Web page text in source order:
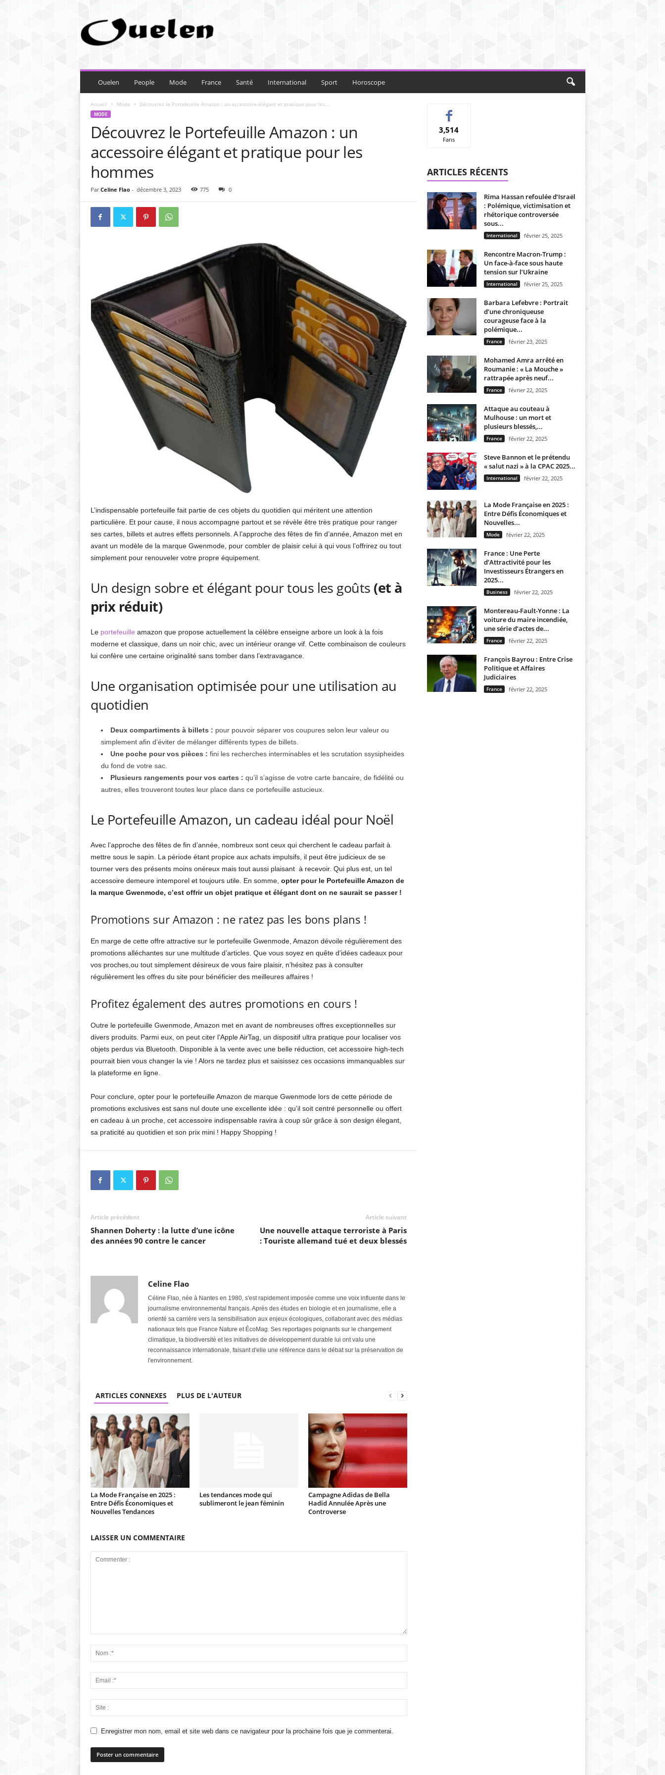
e
Ouelen People Mode France Santé International Sport Horoscope
Accueil Mode Découvrez le Portefeuille Amazon : un accessoire élégant et pratique pour les...
MODE
Découvrez le Portefeuille Amazon : un
accessoire élégant et pratique pour les
hommes
Par Celine Flao- décembre 3, 2023 775 0
L’indispensable portefeuille fait partie de ces objets du quotidien qui méritent une attention
particulière. Et pour cause, il nous accompagne partout et se révèle être très pratique pour ranger
ses cartes, billets et autres effets personnels. A l’approche des fêtes de fin d’année, Amazon met en
avant un modèle de la marque Gwenmode, pour combler de plaisir celui à qui vous l’offrirez ou tout
simplement pour renouveler votre propre équipement.
Un design sobre et élégant pour tous les goûts (et à
prix réduit)
Le portefeuille amazon que propose actuellement la célèbre enseigne arbore un look à la fois
moderne et classique, dans un noir chic, avec un intérieur orange vif. Cette combinaison de couleurs
lui confère une certaine originalité sans tomber dans l’extravagance.
Une organisation optimisée pour une utilisation au
quotidien
Deux compartiments à billets : pour pouvoir séparer vos coupures selon leur valeur ou
simplement afin d’éviter de mélanger différents types de billets.
Une poche pour vos pièces : fini les recherches interminables et les scrutation ssysipheides
du fond de votre sac.
Plusieurs rangements pour vos cartes : qu’il s’agisse de votre carte bancaire, de fidélité ou
autres, elles trouveront toutes leur place dans ce portefeuille astucieux.
Le Portefeuille Amazon, un cadeau idéal pour Noël
Avec l’approche des fêtes de fin d’année, nombreux sont ceux qui cherchent le cadeau parfait à
mettre sous le sapin. La période étant propice aux achats impulsifs, il peut être judicieux de se
tourner vers des présents moins onéreux mais tout aussi plaisant à recevoir. Qui plus est, un tel
accessoire demeure intemporel et toujours utile. En somme, opter pour le Portefeuille Amazon de
la marque Gwenmode, c’est offrir un objet pratique et élégant dont on ne saurait se passer !
Promotions sur Amazon : ne ratez pas les bons plans !
En marge de cette offre attractive sur le portefeuille Gwenmode, Amazon dévoile régulièrement des
promotions alléchantes sur une multitude d’articles. Que vous soyez en quête d’idées cadeaux pour
vos proches,ou tout simplement désireux de vous faire plaisir, n’hésitez pas à consulter
régulièrement les offres du site pour bénéficier des meilleures affaires !
Profitez également des autres promotions en cours !
Outre le portefeuille Gwenmode, Amazon met en avant de nombreuses offres exceptionnelles sur
divers produits. Parmi eux, on peut citer l’Apple AirTag, un dispositif ultra pratique pour localiser vos
objets perdus via Bluetooth. Disponible à la vente avec une belle réduction, cet accessoire high-tech
pourrait bien vous changer la vie ! Alors ne tardez plus et saisissez ces occasions immanquables sur
la plateforme en ligne.
Pour conclure, opter pour le portefeuille Amazon de marque Gwenmode lors de cette période de
promotions exclusives est sans nul doute une excellente idée : qu’il soit centré personnelle ou offert
en cadeau à un proche, cet accessoire indispensable ravira à coup sûr grâce à son design élegant,
sa praticité au quotidien et son prix mini ! Happy Shopping !
Article précédent
Shannen Doherty : la lutte d’une icône
des années 90 contre le cancer
Article suivant
Une nouvelle attaque terroriste à Paris
: Touriste allemand tué et deux blessés
Celine Flao
Céline Flao, née à Nantes en 1980, s'est rapidement imposée comme une voix influente dans le
journalisme environnemental français. Après des études en biologie et en journalisme, elle a
orienté sa carrière vers la sensibilisation aux enjeux écologiques, collaborant avec des médias
nationaux tels que France Nature et ÉcoMag. Ses reportages poignants sur le changement
climatique, la biodiversité et les initiatives de développement durable lui ont valu une
reconnaissance internationale, faisant d'elle une référence dans le débat sur la préservation de
l'environnement.
ARTICLES CONNEXES PLUS DE L'AUTEUR
La Mode Française en 2025 :
Entre Défis Économiques et
Nouvelles Tendances
Les tendances mode qui
sublimeront le jean féminin
Campagne Adidas de Bella
Hadid Annulée Après une
Controverse
LAISSER UN COMMENTAIRE
Enregistrer mon nom, email et site web dans ce navigateur pour la prochaine fois que je commenterai.
3,514
Fans
ARTICLES RÉCENTS
Rima Hassan refoulée d’Israël
: Polémique, victimisation et
rhétorique controversée
sous...
International février 25, 2025
Rencontre Macron-Trump :
Un face-à-face sous haute
tension sur l’Ukraine
International février 25, 2025
Barbara Lefebvre : Portrait
d’une chroniqueuse
courageuse face à la
polémique...
France février 23, 2025
Mohamed Amra arrêté en
Roumanie : « La Mouche »
rattrapée après neuf...
France février 22, 2025
Attaque au couteau à
Mulhouse : un mort et
plusieurs blessés,...
France février 22, 2025
Steve Bannon et le prétendu
« salut nazi » à la CPAC 2025...
International février 22, 2025
La Mode Française en 2025 :
Entre Défis Économiques et
Nouvelles...
Mode février 22, 2025
France : Une Perte
d’Attractivité pour les
Investisseurs Étrangers en
2025...
Business février 22, 2025
Montereau-Fault-Yonne : La
voiture du maire incendiée,
une série d’actes de...
France février 22, 2025
François Bayrou : Entre Crise
Politique et Affaires
Judiciaires
France février 22, 2025